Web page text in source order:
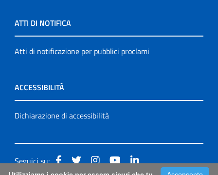
ATTI DI NOTIFICA
Atti di notificazione per pubblici proclami
ACCESSIBILITÀ
Dichiarazione di accessibilità
Seguici su: